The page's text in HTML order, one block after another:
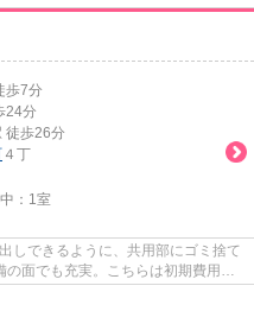
歩7分
24分
徒歩26分
４丁
： 1室
しできるように、共用部にゴミ捨て
面でも充実。こちらは初期費用を